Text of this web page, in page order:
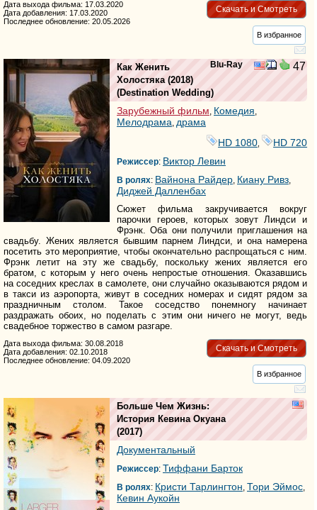
Скачать и Смотреть
Дата выхода фильма: 17.03.2020
Дата добавления: 17.03.2020
Последнее обновление: 20.05.2026
В избранное
Blu-Ray 47
Как Женить
Холостяка(2018)
(Destination Wedding)
Зарубежный фильм, Комедия,
Мелодрама, драма
HD 1080
HD 720
Режиссер: Виктор Левин
В ролях: Вайнона Райдер, Киану Ривз,
Диджей Далленбах
Сюжет фильма закручивается вокруг
парочки героев, которых зовут Линдси и
Фрэнк. Оба они получили приглашения на
свадьбу. Жених является бывшим парнем Линдси, и она намерена
посетить это мероприятие, чтобы окончательно распрощаться с ним.
Фрэнк летит на эту же свадьбу, поскольку жених является его
братом, с которым у него очень непростые отношения. Оказавшись
на соседних креслах в самолете, они случайно оказываются рядом и
в такси из аэропорта, живут в соседних номерах и сидят рядом за
праздничным столом. Такое соседство понемногу начинает
раздражать обоих, но поделать с этим они ничего не могут, ведь
свадебное торжество в самом разгаре.
Скачать и Смотреть
Дата выхода фильма: 30.08.2018
Дата добавления: 02.10.2018
Последнее обновление: 04.09.2020
В избранное
Больше Чем Жизнь:
История Кевина Окуана
(2017)
Документальный
Режиссер: Тиффани Барток
В ролях: Кристи Тарлингтон, Тори Эймос,
Кевин Аукойн